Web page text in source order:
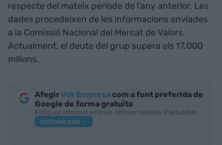
respecte del mateix període de l’any anterior. Les
dades procedeixen de les informacions enviades
a la Comissió Nacional del Mercat de Valors.
Actualment, el deute del grup supera els 17.000
milions.
AfegirVIA Empresa com a font preferida de
Google de forma gratuïta
Estigues informat amb les últimes notícies d'actualitat
ACTIVAR ARA